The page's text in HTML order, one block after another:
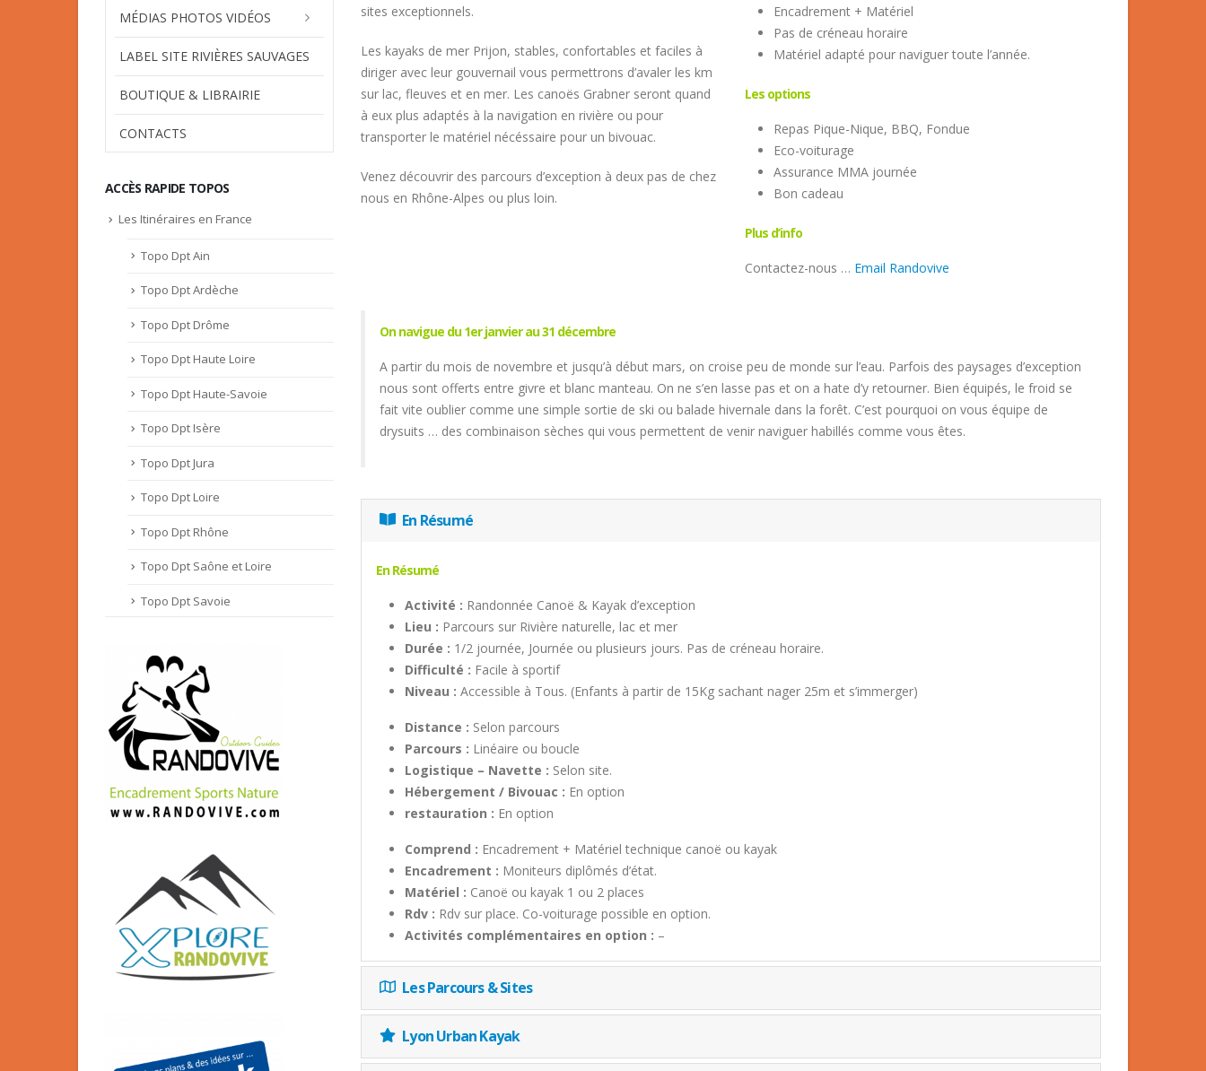
sites exceptionnels.
Les kayaks de mer Prijon, stables, confortables et faciles à
diriger avec leur gouvernail vous permettrons d’avaler les km
sur lac, fleuves et en mer. Les canoës Grabner seront quand
à eux plus adaptés à la navigation en rivière ou pour
transporter le matériel nécéssaire pour un bivouac.
Venez découvrir des parcours d’exception à deux pas de chez
nous en Rhône-Alpes ou plus loin.
Encadrement + Matériel
Pas de créneau horaire
Matériel adapté pour naviguer toute l’année.
Les options
Repas Pique-Nique, BBQ, Fondue
Eco-voiturage
Assurance MMA journée
Bon cadeau
Plus d’info
Contactez-nous … Email Randovive
On navigue du 1er janvier au 31 décembre
A partir du mois de novembre et jusqu’à début mars, on croise peu de monde sur l’eau. Parfois des paysages d’exception
nous sont offerts entre givre et blanc manteau. On ne s’en lasse pas et on a hate d’y retourner. Bien équipés, le froid se
fait vite oublier comme une simple sortie de ski ou balade hivernale dans la forêt. C’est pourquoi on vous équipe de
drysuits … des combinaison sèches qui vous permettent de venir naviguer habillés comme vous êtes.
En Résumé
En Résumé
Activité : Randonnée Canoë & Kayak d’exception
Lieu : Parcours sur Rivière naturelle, lac et mer
Durée : 1/2 journée, Journée ou plusieurs jours. Pas de créneau horaire.
Difficulté : Facile à sportif
Niveau : Accessible à Tous. (Enfants à partir de 15Kg sachant nager 25m et s’immerger)
Distance : Selon parcours
Parcours : Linéaire ou boucle
Logistique – Navette : Selon site.
Hébergement / Bivouac : En option
restauration : En option
Comprend : Encadrement + Matériel technique canoë ou kayak
Encadrement : Moniteurs diplômés d’état.
Matériel : Canoë ou kayak 1 ou 2 places
Rdv : Rdv sur place. Co-voiturage possible en option.
Activités complémentaires en option : –
Les Parcours & Sites
Lyon Urban Kayak
MÉDIAS PHOTOS VIDÉOS
LABEL SITE RIVIÈRES SAUVAGES
BOUTIQUE & LIBRAIRIE
CONTACTS
ACCÈS RAPIDE TOPOS
Les Itinéraires en France
Topo Dpt Ain
Topo Dpt Ardèche
Topo Dpt Drôme
Topo Dpt Haute Loire
Topo Dpt Haute-Savoie
Topo Dpt Isère
Topo Dpt Jura
Topo Dpt Loire
Topo Dpt Rhône
Topo Dpt Saône et Loire
Topo Dpt Savoie